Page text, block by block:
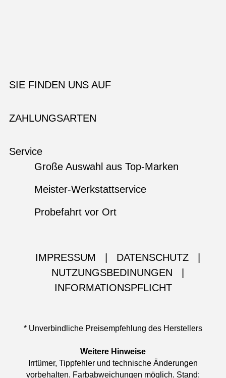
SIE FINDEN UNS AUF
ZAHLUNGSARTEN
Service
Große Auswahl aus Top-Marken
Meister-Werkstattservice
Probefahrt vor Ort
IMPRESSUM DATENSCHUTZ
NUTZUNGSBEDINUNGEN
INFORMATIONSPFLICHT
* Unverbindliche Preisempfehlung des Herstellers
Weitere Hinweise
Irrtümer, Tippfehler und technische Änderungen
vorbehalten. Farbabweichungen möglich. Stand: